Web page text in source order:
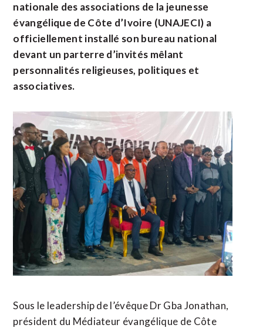
nationale des associations de la jeunesse
évangélique de Côte d’Ivoire (UNAJECI) a
officiellement installé son bureau national
devant un parterre d’invités mêlant
personnalités religieuses, politiques et
associatives.
Sous le leadership de l’évêque Dr Gba Jonathan,
président du Médiateur évangélique de Côte